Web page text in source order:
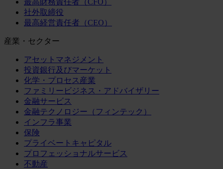
社外取締役
最高経営責任者（CEO）
産業・セクター
アセットマネジメント
投資銀行及びマーケット
化学・プロセス産業
ファミリービジネス・アドバイザリー
金融サービス
金融テクノロジー（フィンテック）
インフラ事業
保険
プライベートキャピタル
プロフェッショナルサービス
不動産